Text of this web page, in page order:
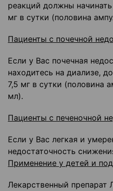
реакций должны
мг в сутки (половина
Пациенты с почечной
Если у Вас почечная
находитесь на диализе,
7,5 мг в сутки (половина
мл).
Пациенты с печеночной
Если у Вас легкая и
недостаточность
Применение у детей и
Лекарственный препарат